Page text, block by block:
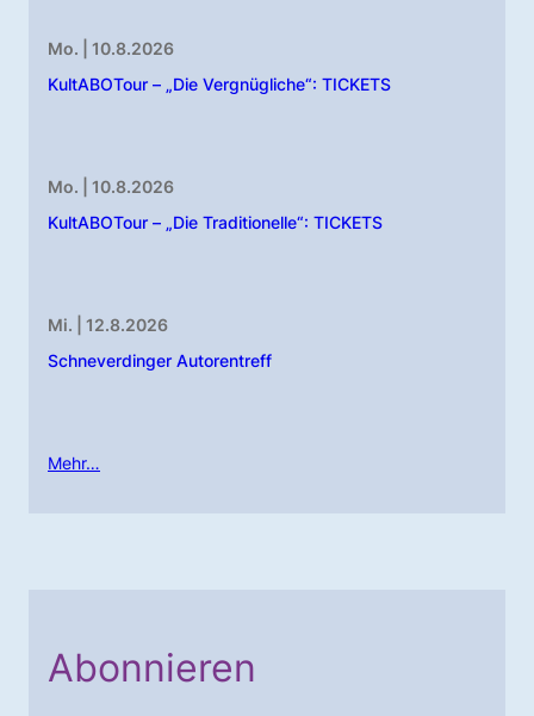
Mo. | 10.8.2026
KultABOTour – „Die Vergnügliche“: TICKETS
Mo. | 10.8.2026
KultABOTour – „Die Traditionelle“: TICKETS
Mi. | 12.8.2026
Schneverdinger Autorentreff
Mehr…
Abonnieren